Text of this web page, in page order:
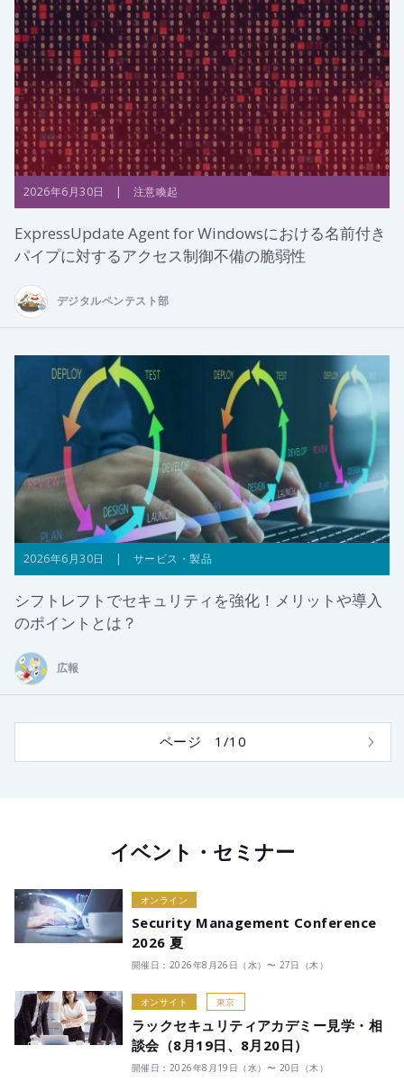
2026年6月30日 | 注意喚起
ExpressUpdate Agent for Windowsにおける名前付き
パイプに対するアクセス制御不備の脆弱性
デジタルペンテスト部
2026年6月30日 | サービス・製品
シフトレフトでセキュリティを強化！メリットや導入
のポイントとは？
広報
ページ 1/10
イベント・セミナー
オンライン
Security Management Conference
2026 夏
開催日：2026年8月26日（水）〜 27日（木）
オンサイト 東京
ラックセキュリティアカデミー見学・相
談会（8月19日、8月20日）
開催日：2026年8月19日（水）〜 20日（木）